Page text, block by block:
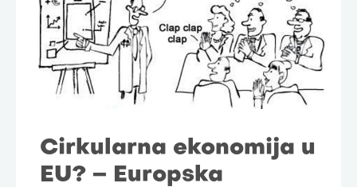
Cirkularna ekonomija u
EU? – Europska